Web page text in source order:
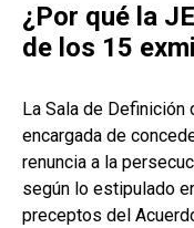
¿Por qué la
de los 15
La Sala de
encargada de
renuncia a la
según lo estipulado
preceptos del